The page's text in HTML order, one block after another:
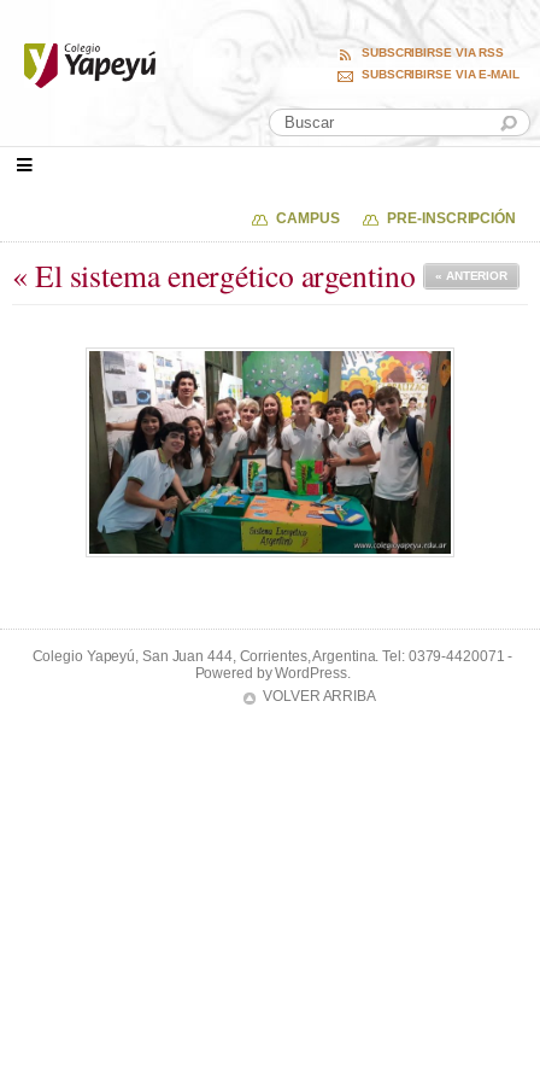
SUBSCRIBIRSE VIA RSS
SUBSCRIBIRSE VIA E-MAIL
CAMPUS PRE-INSCRIPCIÓN
« El sistema energético argentino « ANTERIOR
Colegio Yapeyú, San Juan 444, Corrientes, Argentina. Tel: 0379-4420071 -
Powered byWordPress.
VOLVER ARRIBA